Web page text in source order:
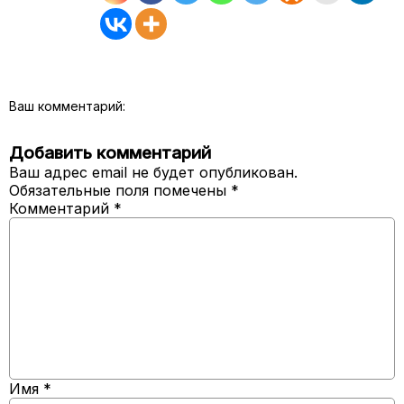
Ваш комментарий:
Добавить комментарий
Ваш адрес email не будет опубликован.
Обязательные поля помечены *
Комментарий *
Имя *